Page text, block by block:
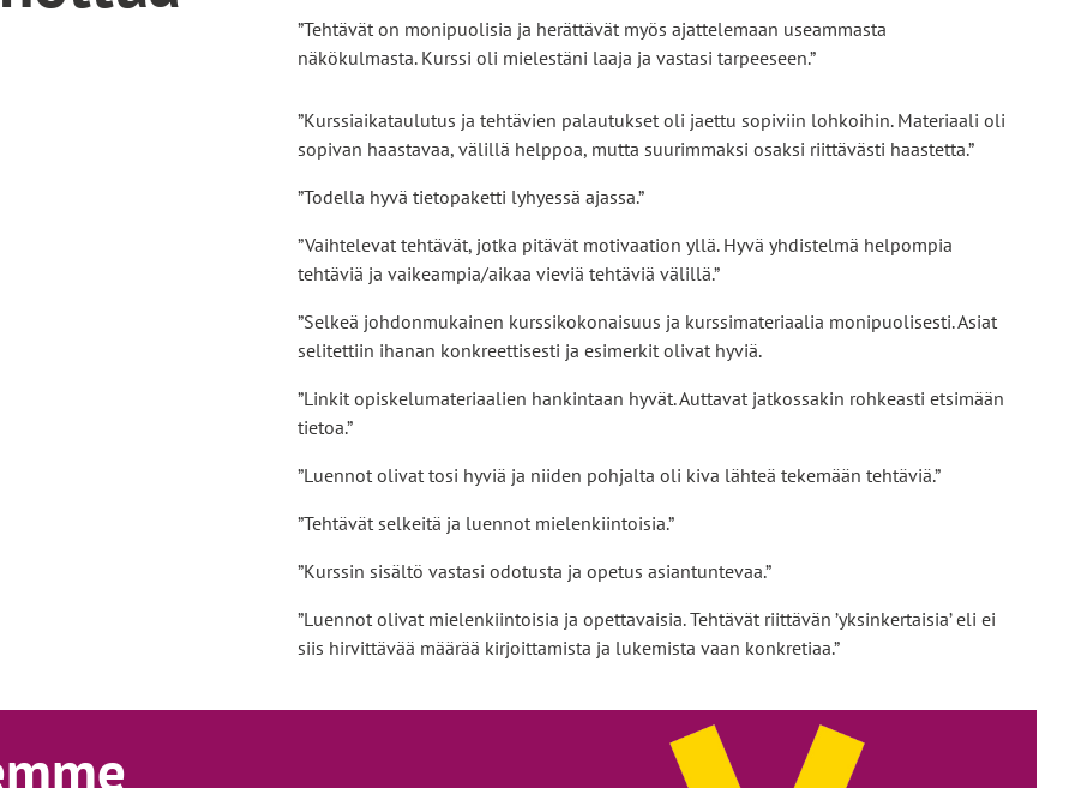
”Tehtävät on monipuolisia ja herättävät myös ajattelemaan useammasta
näkökulmasta. Kurssi oli mielestäni laaja ja vastasi tarpeeseen.”
”Kurssiaikataulutus ja tehtävien palautukset oli jaettu sopiviin lohkoihin. Materiaali oli
sopivan haastavaa, välillä helppoa, mutta suurimmaksi osaksi riittävästi haastetta.”
”Todella hyvä tietopaketti lyhyessä ajassa.”
”Vaihtelevat tehtävät, jotka pitävät motivaation yllä. Hyvä yhdistelmä helpompia
tehtäviä ja vaikeampia/aikaa vieviä tehtäviä välillä.”
”Selkeä johdonmukainen kurssikokonaisuus ja kurssimateriaalia monipuolisesti. Asiat
selitettiin ihanan konkreettisesti ja esimerkit olivat hyviä.
”Linkit opiskelumateriaalien hankintaan hyvät. Auttavat jatkossakin rohkeasti etsimään
tietoa.”
”Luennot olivat tosi hyviä ja niiden pohjalta oli kiva lähteä tekemään tehtäviä.”
”Tehtävät selkeitä ja luennot mielenkiintoisia.”
”Kurssin sisältö vastasi odotusta ja opetus asiantuntevaa.”
”Luennot olivat mielenkiintoisia ja opettavaisia. Tehtävät riittävän ’yksinkertaisia’ eli ei
siis hirvittävää määrää kirjoittamista ja lukemista vaan konkretiaa.”